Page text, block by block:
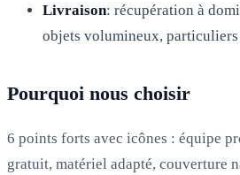
Livraison: récupération à
objets volumineux,
Pourquoi nous choisir
6 points forts avec icônes : équipe
gratuit, matériel adapté, couverture